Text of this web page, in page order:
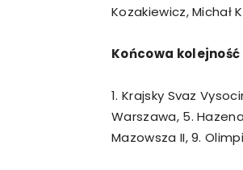
Kozakiewicz, Michał
Końcowa
1. Krajsky Svaz
Warszawa, 5.
Mazowsza II, 9.